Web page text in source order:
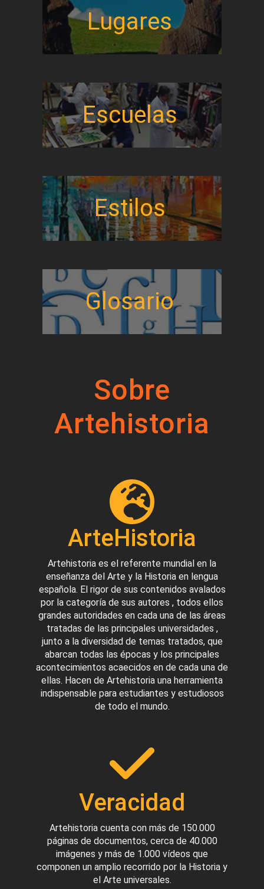
Lugares
Escuelas
Estilos
Glosario
Sobre
Artehistoria
ArteHistoria
Artehistoria es el referente mundial en la
enseñanza del Arte y la Historia en lengua
española. El rigor de sus contenidos avalados
por la categoría de sus autores , todos ellos
grandes autoridades en cada una de las áreas
tratadas de las principales universidades ,
junto a la diversidad de temas tratados, que
abarcan todas las épocas y los principales
acontecimientos acaecidos en de cada una de
ellas. Hacen de Artehistoria una herramienta
indispensable para estudiantes y estudiosos
de todo el mundo.
Veracidad
Artehistoria cuenta con más de 150.000
páginas de documentos, cerca de 40.000
imágenes y más de 1.000 vídeos que
componen un amplio recorrido por la Historia y
el Arte universales.